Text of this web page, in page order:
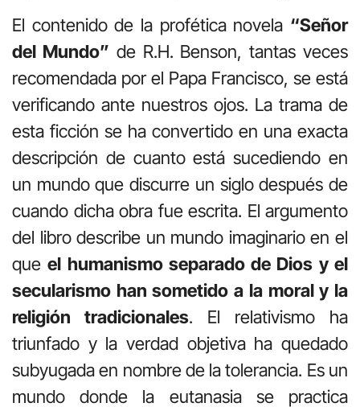
El contenido de la profética novela “Señor
del Mundo” de R.H. Benson, tantas veces
recomendada por el Papa Francisco, se está
verificando ante nuestros ojos. La trama de
esta ficción se ha convertido en una exacta
descripción de cuanto está sucediendo en
un mundo que discurre un siglo después de
cuando dicha obra fue escrita. El argumento
del libro describe un mundo imaginario en el
queel humanismo separado de Dios y el
secularismo han sometido a la moral y la
religión tradicionales. El relativismo ha
triunfado y la verdad objetiva ha quedado
subyugada en nombre de la tolerancia. Es un
mundo donde la eutanasia se practica